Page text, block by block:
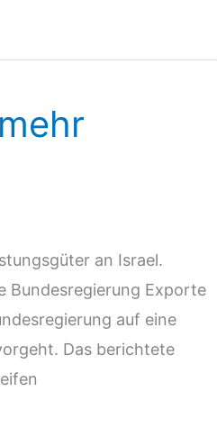
an Israel.
Bundesregierung Exporte
auf eine
Das berichtete